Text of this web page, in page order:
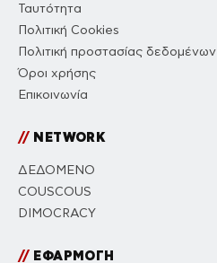
Ταυτότητα
Πολιτική Cookies
Πολιτική προστασίας δεδομένων
Όροι χρήσης
Επικοινωνία
//NETWORK
ΔΕΔΟΜΕΝΟ
COUSCOUS
DIMOCRACY
//ΕΦΑΡΜΟΓΗ